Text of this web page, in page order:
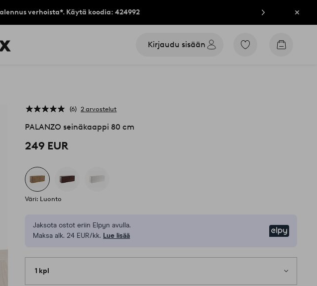
verhoista*. Käytä koodia: 424992 Sulje
Kirjaudu sisään
Siirry
Siirry
6 2 arvostelut
PALANZO seinäkaappi 80 cm
249 EUR
Väri: Luonto
Jaksota ostot eriin Elpyn avulla.
Maksa alk. 24 EUR/kk. Lue lisää
1 kpl